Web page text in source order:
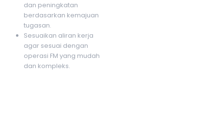
dan peningkatan
berdasarkan kemajuan
tugasan.
Sesuaikan aliran kerja
agar sesuai dengan
operasi FM yang mudah
dan kompleks.